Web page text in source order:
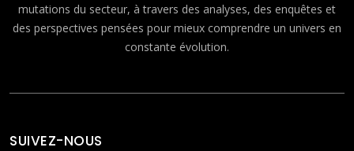
mutations du secteur, à travers des analyses, des enquêtes et
des perspectives pensées pour mieux comprendre un univers en
constante évolution.
SUIVEZ-NOUS